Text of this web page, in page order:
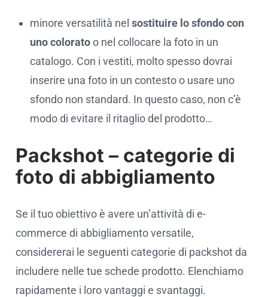
minore versatilità nel sostituire lo sfondo con
uno coloratoo nel collocare la foto in un
catalogo. Con i vestiti, molto spesso dovrai
inserire una foto in un contesto o usare uno
sfondo non standard. In questo caso, non c’è
modo di evitare il ritaglio del prodotto…
Packshot – categorie di
foto di abbigliamento
Se il tuo obiettivo è avere un’attività di e-
commerce di abbigliamento versatile,
considererai le seguenti categorie di packshot da
includere nelle tue schede prodotto. Elenchiamo
rapidamente i loro vantaggi e svantaggi.